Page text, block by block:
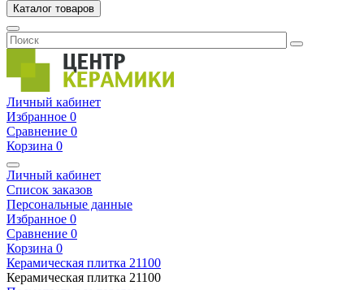
Каталог товаров
Личный кабинет
Избранное 0
Сравнение 0
Корзина 0
Личный кабинет
Список заказов
Персональные данные
Избранное 0
Сравнение 0
Корзина 0
Керамическая плитка 21100
Керамическая плитка 21100